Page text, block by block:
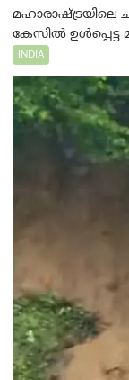
മഹാരാഷ്ട്രയിലെ
കേസിൽ
INDIA